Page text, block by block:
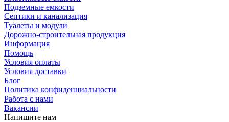
Подземные емкости
Септики и канализация
Туалеты и модули
Дорожно-строительная продукция
Информация
Помощь
Условия оплаты
Условия доставки
Блог
Политика конфиденциальности
Работа с нами
Вакансии
Напишите нам